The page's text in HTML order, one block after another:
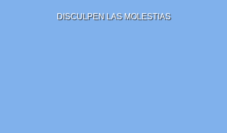
DISCULPEN LAS MOLESTIAS